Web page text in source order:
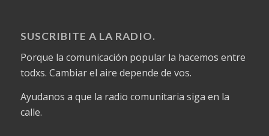
SUSCRIBITE A LA RADIO.
Porque la comunicación popular la hacemos entre
todxs. Cambiar el aire depende de vos.
Ayudanos a que la radio comunitaria siga en la
calle.